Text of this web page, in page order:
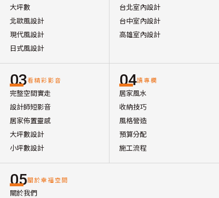
大坪數
北歐風設計
現代風設計
日式風設計
台北室內設計
台中室內設計
高雄室內設計
03看精彩影音
完整空間實走
設計師短影音
居家佈置靈感
大坪數設計
小坪數設計
04讀專欄
居家風水
收納技巧
風格營造
預算分配
施工流程
05關於幸福空間
關於我們